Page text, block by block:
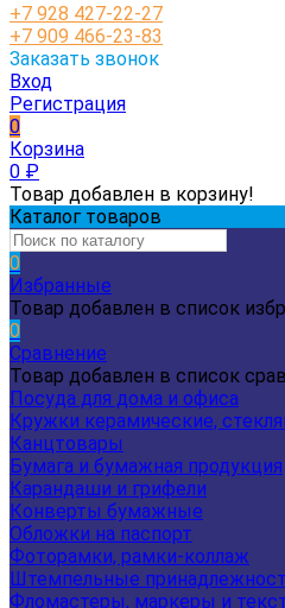
+7 928 427-22-27
+7 909 466-23-83
Заказать звонок
Вход
Регистрация
0
Корзина
0 ₽
Товар добавлен в корзину!
Каталог товаров
0
Избранные
Товар добавлен в список
0
Сравнение
Товар добавлен в список
Посуда для дома и офиса
Кружки керамические,
Канцтовары
Бумага и бумажная продукция
Карандаши и грифели
Конверты бумажные
Обложки на паспорт
Фоторамки, рамки-коллаж
Штемпельные
Фломастеры, маркеры и